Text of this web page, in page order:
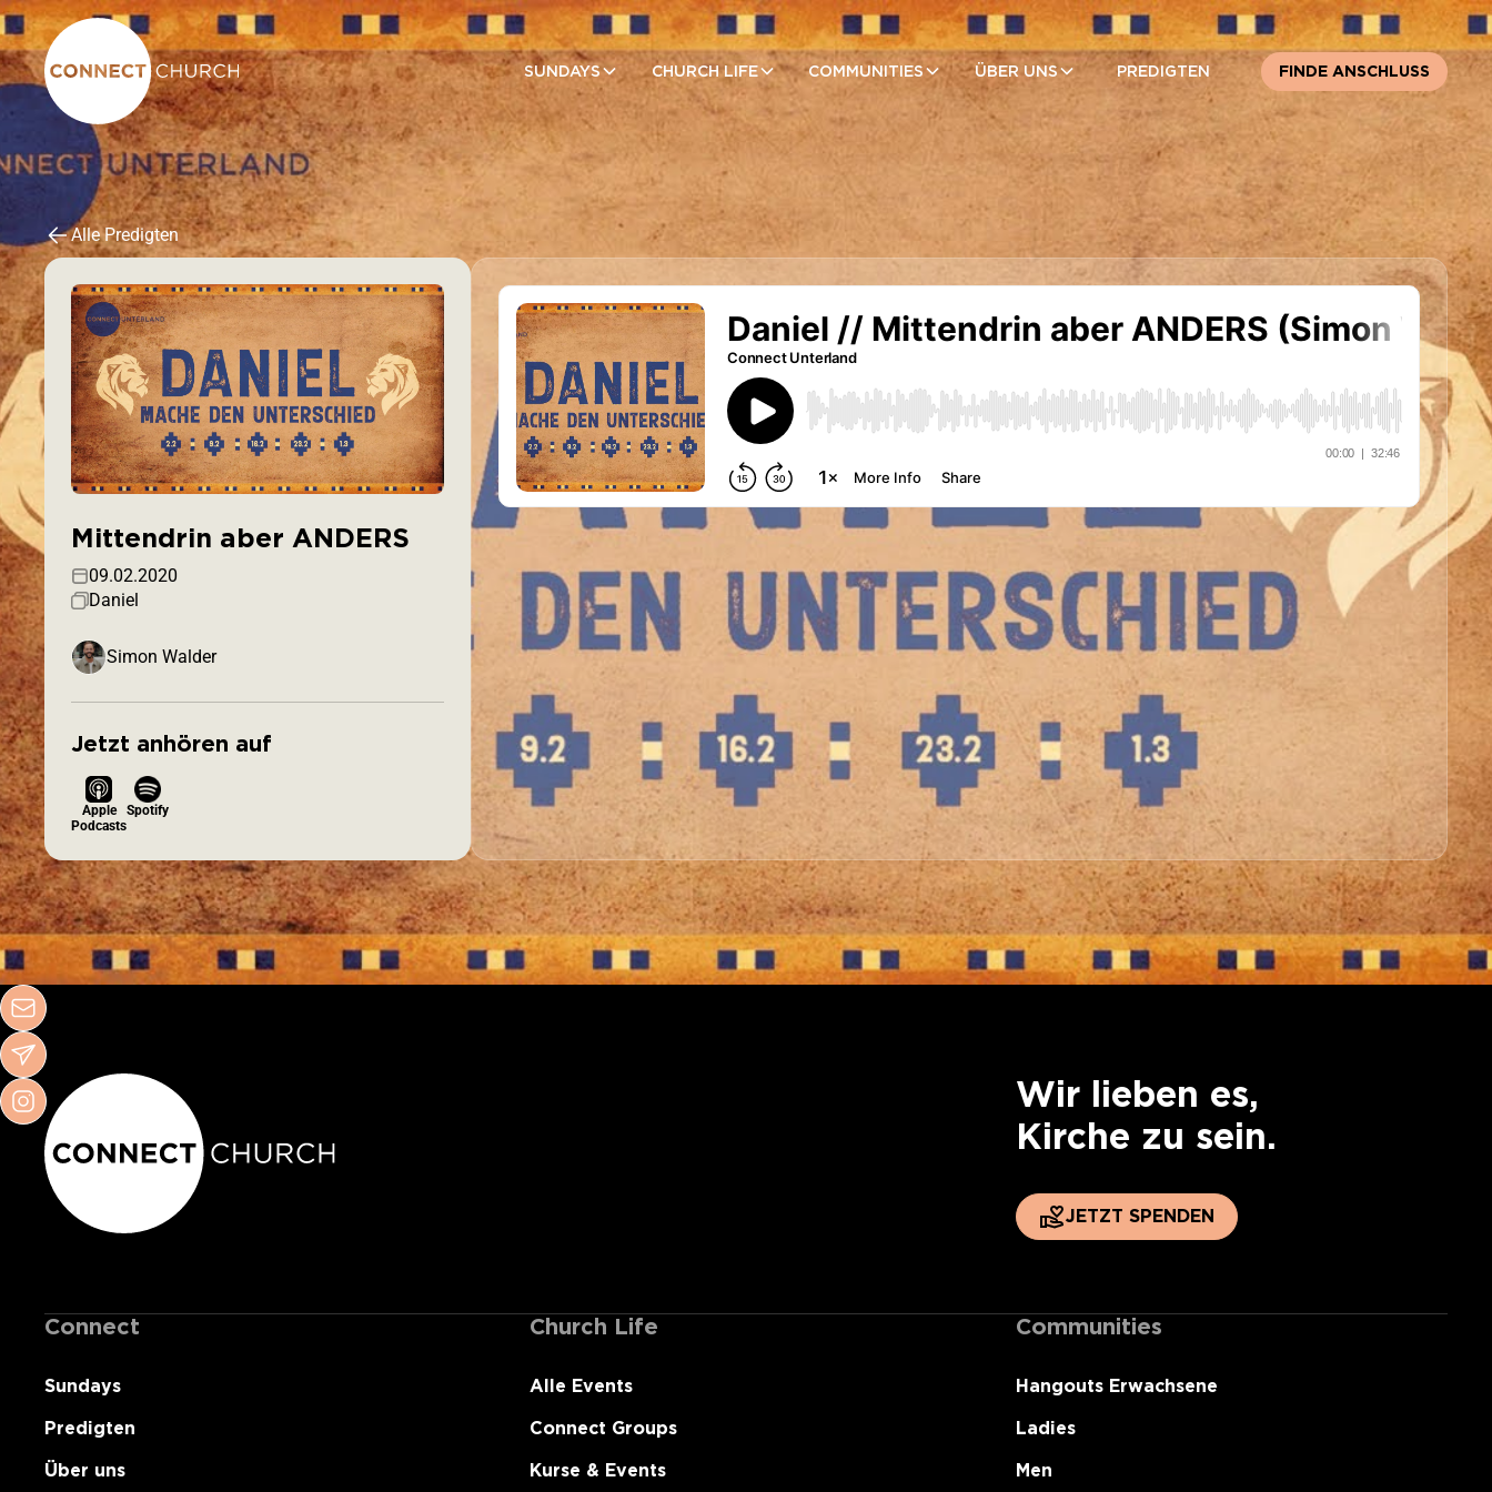
SUNDAYS CHURCH LIFE COMMUNITIES ÜBER UNS PREDIGTEN FINDE ANSCHLUSS
Alle Predigten
Mittendrin aber ANDERS
09.02.2020
Daniel
Simon Walder
Jetzt anhören auf
Apple
Podcasts
Spotify
Wir lieben es,
Kirche zu sein.
JETZT SPENDEN
Connect
Sundays
Predigten
Über uns
Church Life
Alle Events
Connect Groups
Kurse & Events
Communities
Hangouts Erwachsene
Ladies
Men